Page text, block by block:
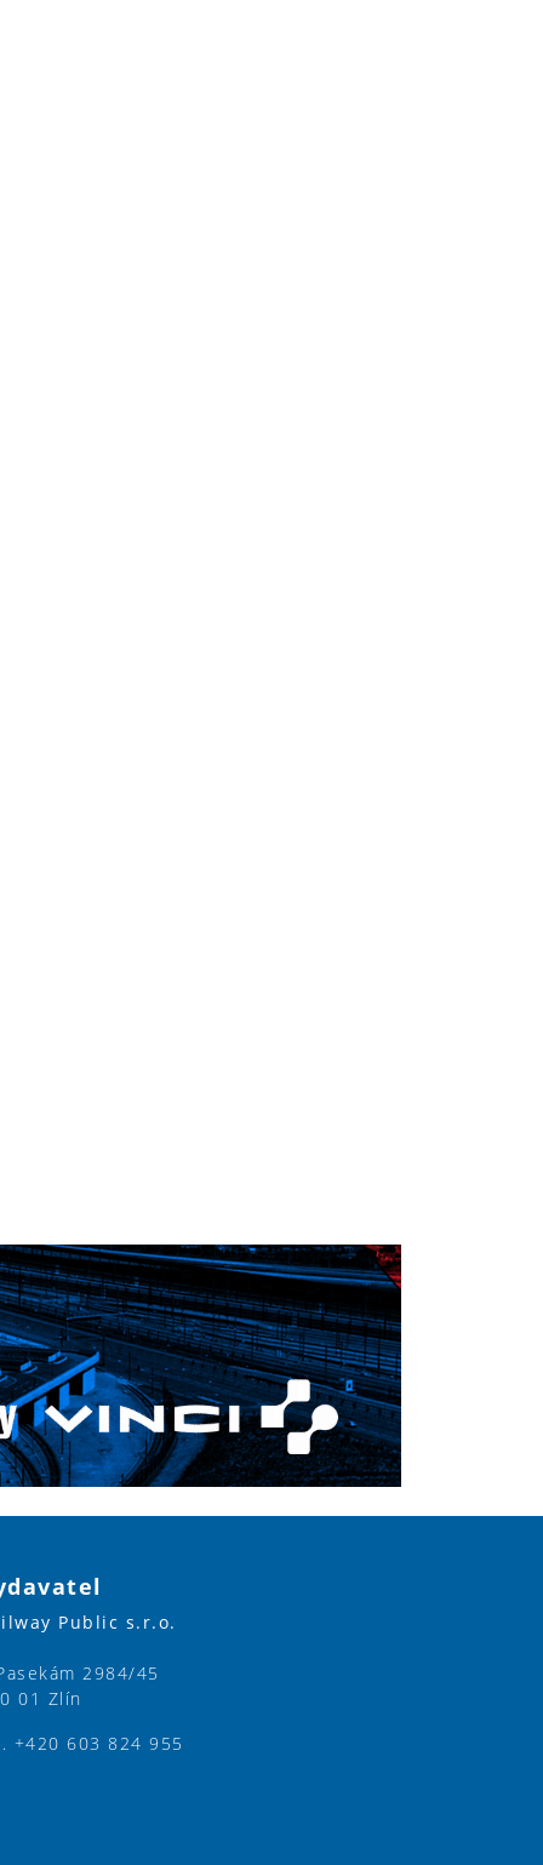
Public s.r.o.
2984/45
01 Zlín
+420 603 824 955